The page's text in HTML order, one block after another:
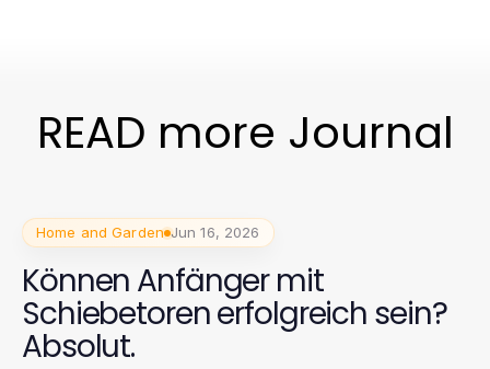
READ more Journal
Home and Garden Jun 16, 2026
Können Anfänger mit
Schiebetoren erfolgreich sein?
Absolut.